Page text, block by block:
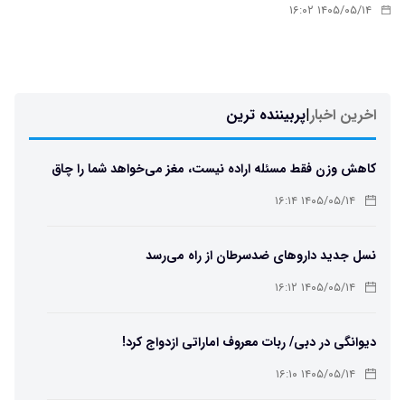
۱۴۰۵/۰۵/۱۴ ۱۶:۰۲
اخرین اخبار|پربیننده ترین
کاهش وزن فقط مسئله اراده نیست، مغز می‌خواهد شما را چاق
نگه دارد۱۴۰۵/۰۵/۱۴ ۱۶:۱۴
نسل جدید داروهای ضدسرطان از راه می‌رسد
۱۴۰۵/۰۵/۱۴ ۱۶:۱۲
دیوانگی در دبی/ ربات معروف اماراتی ازدواج کرد!
۱۴۰۵/۰۵/۱۴ ۱۶:۱۰